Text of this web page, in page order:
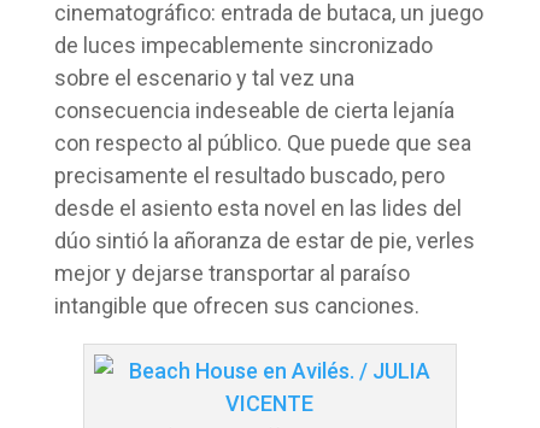
cinematográfico: entrada de butaca, un juego
de luces impecablemente sincronizado
sobre el escenario y tal vez una
consecuencia indeseable de cierta lejanía
con respecto al público. Que puede que sea
precisamente el resultado buscado, pero
desde el asiento esta novel en las lides del
dúo sintió la añoranza de estar de pie, verles
mejor y dejarse transportar al paraíso
intangible que ofrecen sus canciones.